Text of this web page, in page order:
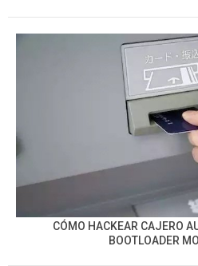
CÓMO HACKEAR CAJERO
BOOTLOADER